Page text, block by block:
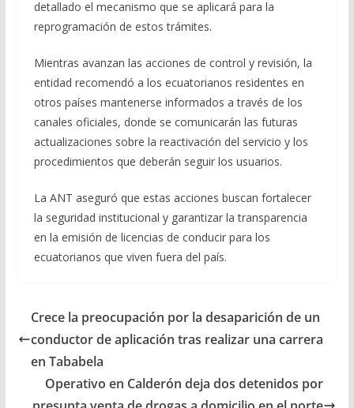
detallado el mecanismo que se aplicará para la
reprogramación de estos trámites.
Mientras avanzan las acciones de control y revisión, la
entidad recomendó a los ecuatorianos residentes en
otros países mantenerse informados a través de los
canales oficiales, donde se comunicarán las futuras
actualizaciones sobre la reactivación del servicio y los
procedimientos que deberán seguir los usuarios.
La ANT aseguró que estas acciones buscan fortalecer
la seguridad institucional y garantizar la transparencia
en la emisión de licencias de conducir para los
ecuatorianos que viven fuera del país.
Crece la preocupación por la desaparición de un
conductor de aplicación tras realizar una carrera
en Tababela
Operativo en Calderón deja dos detenidos por